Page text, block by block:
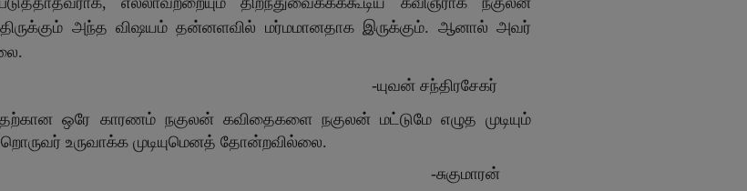
அந்த விஷயம் தன்னளவில் மர்மமானதாக இருக்கும். ஆனால் அவர்
சந்திரசேகர்
ஒரே காரணம் நகுலன் கவிதைகளை நகுலன் மட்டுமே எழுத முடியும்
உருவாக்க முடியுமெனத் தோன்றவில்லை.